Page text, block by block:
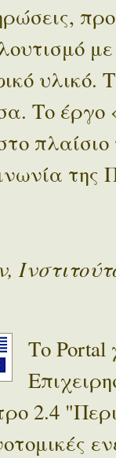
Το
της
Το Portal
2.4